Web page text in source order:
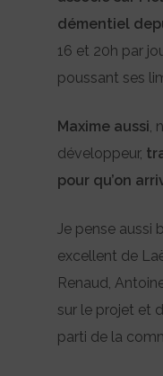
démentiel
16 et 20h par
poussant ses
Maxime aussi,
développeur,
pour qu’on
Je pense aussi
excellent de
Renaud,
sur le projet et
parti de la